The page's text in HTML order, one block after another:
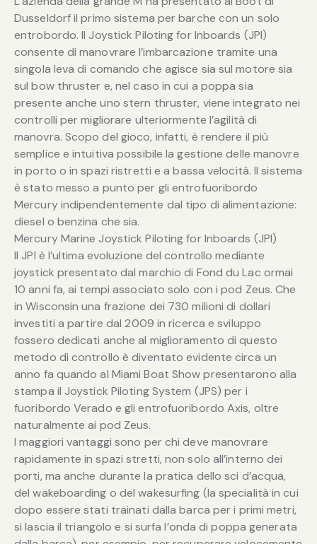
Dusseldorf il primo sistema per barche con un solo
entrobordo. Il Joystick Piloting for Inboards (JPI)
consente di manovrare l’imbarcazione tramite una
singola leva di comando che agisce sia sul motore sia
sul bow thruster e, nel caso in cui a poppa sia
presente anche uno stern thruster, viene integrato nei
controlli per migliorare ulteriormente l’agilità di
manovra. Scopo del gioco, infatti, è rendere il più
semplice e intuitiva possibile la gestione delle manovre
in porto o in spazi ristretti e a bassa velocità. Il sistema
è stato messo a punto per gli entrofuoribordo
Mercury indipendentemente dal tipo di alimentazione:
diesel o benzina che sia.
Mercury Marine Joystick Piloting for Inboards (JPI)
Il JPI è l’ultima evoluzione del controllo mediante
joystick presentato dal marchio di Fond du Lac ormai
10 anni fa, ai tempi associato solo con i pod Zeus. Che
in Wisconsin una frazione dei 730 milioni di dollari
investiti a partire dal 2009 in ricerca e sviluppo
fossero dedicati anche al miglioramento di questo
metodo di controllo è diventato evidente circa un
anno fa quando al Miami Boat Show presentarono alla
stampa il Joystick Piloting System (JPS) per i
fuoribordo Verado e gli entrofuoribordo Axis, oltre
naturalmente ai pod Zeus.
I maggiori vantaggi sono per chi deve manovrare
rapidamente in spazi stretti, non solo all’interno dei
porti, ma anche durante la pratica dello sci d’acqua,
del wakeboarding o del wakesurfing (la specialità in cui
dopo essere stati trainati dalla barca per i primi metri,
si lascia il triangolo e si surfa l’onda di poppa generata